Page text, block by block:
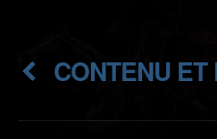
CONTENU